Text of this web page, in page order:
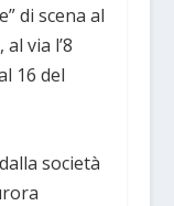
di scena al
via l’8
16 del
società